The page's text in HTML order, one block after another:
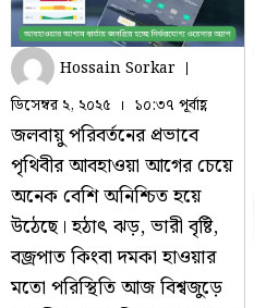
Hossain Sorkar
ডিসেম্বর ২, ২০২৫
১০:৩৭ পূর্বাহ্ণ
জলবায়ু পরিবর্তনের প্রভাবে
পৃথিবীর আবহাওয়া আগের চেয়ে
অনেক বেশি অনিশ্চিত হয়ে
উঠেছে। হঠাৎ ঝড়, ভারী বৃষ্টি,
বজ্রপাত কিংবা দমকা হাওয়ার
মতো পরিস্থিতি আজ বিশ্বজুড়ে